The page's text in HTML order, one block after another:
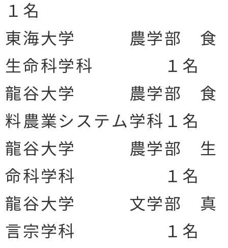
１名
東海大学 農学部 食
生命科学科 １名
龍谷大学 農学部 食
料農業システム学科１名
龍谷大学 農学部 生
命科学科 １名
龍谷大学 文学部 真
言宗学科 １名